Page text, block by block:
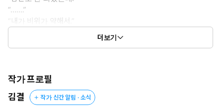
“…….”
“내가 비위가 약해서.”
파르르 떨리는 눈동자가 그를 조용히 응시했다.
“후회, 안 하겠어요?”
그 봄밤처럼 은조가 물었다.
더보기
작가 프로필
김결
작가 신간 알림 · 소식